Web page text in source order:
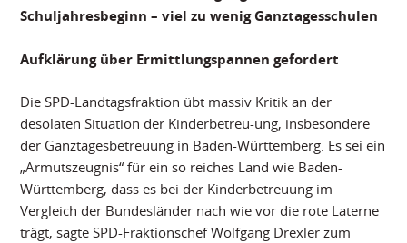
Schuljahresbeginn – viel zu wenig Ganztagesschulen
Aufklärung über Ermittlungspannen gefordert
Die SPD-Landtagsfraktion übt massiv Kritik an der
desolaten Situation der Kinderbetreu-ung, insbesondere
der Ganztagesbetreuung in Baden-Württemberg. Es sei ein
„Armutszeugnis“ für ein so reiches Land wie Baden-
Württemberg, dass es bei der Kinderbetreuung im
Vergleich der Bundesländer nach wie vor die rote Laterne
trägt, sagte SPD-Fraktionschef Wolfgang Drexler zum